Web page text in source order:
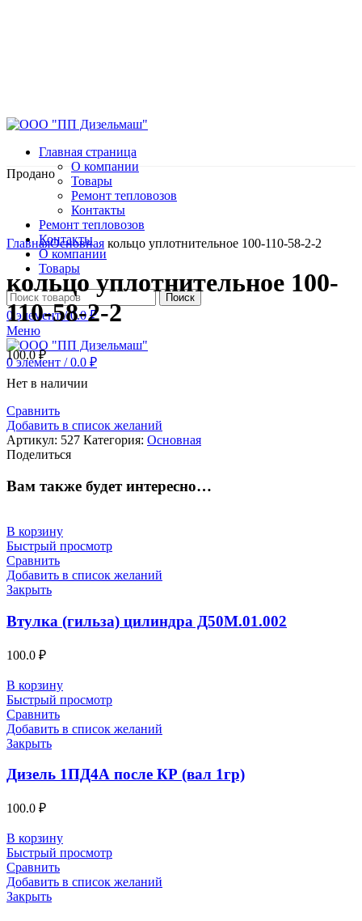
Главная страница
О компании
Товары
Ремонт тепловозов
Контакты
Ремонт тепловозов
Контакты
О компании
Товары
Поиск
0 элемент / 0.0₽
Меню
0элемент / 0.0 ₽
Продано
Нажмите, чтобы увеличить
ГлавнаяОсновная кольцо уплотнительное 100-110-58-2-2
кольцо уплотнительное 100-
110-58-2-2
100.0₽
Нет в наличии
Сравнить
Добавить в список желаний
Артикул: 527 Категория: Основная
Поделиться
Вам также будет интересно…
В корзину
Быстрый просмотр
Сравнить
Добавить в список желаний
Закрыть
Втулка (гильза) цилиндра Д50М.01.002
100.0 ₽
В корзину
Быстрый просмотр
Сравнить
Добавить в список желаний
Закрыть
Дизель 1ПД4А после КР (вал 1гр)
100.0 ₽
В корзину
Быстрый просмотр
Сравнить
Добавить в список желаний
Закрыть